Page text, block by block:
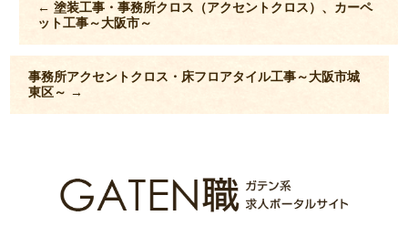
← 塗装工事・事務所クロス（アクセントクロス）、カーペ
ット工事～大阪市～
事務所アクセントクロス・床フロアタイル工事～大阪市城
東区～ →